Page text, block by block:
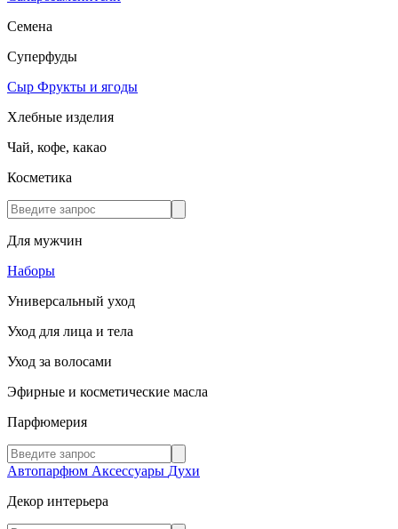
Семена
Суперфуды
Сыр Фрукты и ягоды
Хлебные изделия
Чай, кофе, какао
Косметика
Для мужчин
Наборы
Универсальный уход
Уход для лица и тела
Уход за волосами
Эфирные и косметические масла
Парфюмерия
Автопарфюм Аксессуары Духи
Декор интерьера